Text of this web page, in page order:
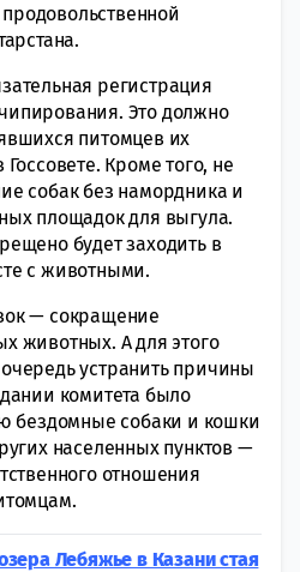
регистрация
Это должно
питомцев их
Кроме того, не
собак без намордника и
площадок для выгула.
будет заходить в
с животными.
— сокращение
животных. А для этого
устранить причины
комитета было
бездомные собаки и кошки
населенных пунктов —
отношения
Лебяжье в Казани стая